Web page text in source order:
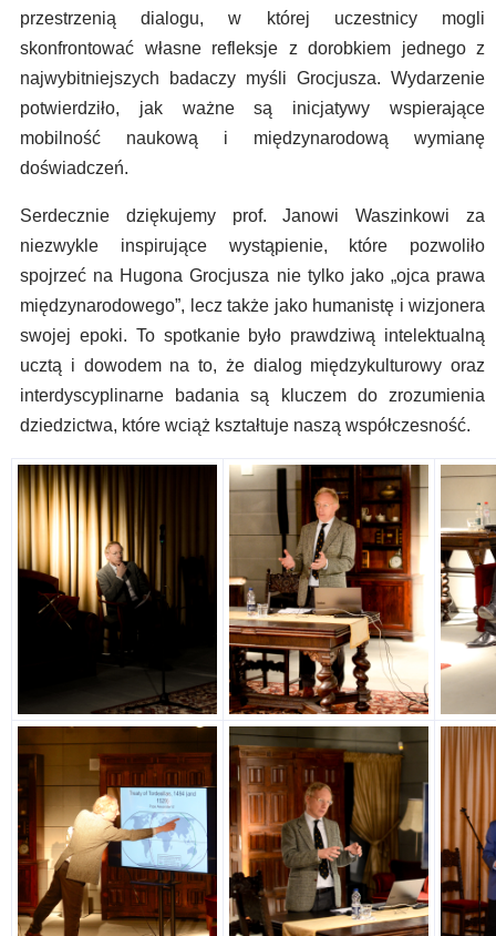
przestrzenią dialogu, w której uczestnicy mogli
skonfrontować własne refleksje z dorobkiem jednego z
najwybitniejszych badaczy myśli Grocjusza. Wydarzenie
potwierdziło, jak ważne są inicjatywy wspierające
mobilność naukową i międzynarodową wymianę
doświadczeń.
Serdecznie dziękujemy prof. Janowi Waszinkowi za
niezwykle inspirujące wystąpienie, które pozwoliło
spojrzeć na Hugona Grocjusza nie tylko jako „ojca prawa
międzynarodowego”, lecz także jako humanistę i wizjonera
swojej epoki. To spotkanie było prawdziwą intelektualną
ucztą i dowodem na to, że dialog międzykulturowy oraz
interdyscyplinarne badania są kluczem do zrozumienia
dziedzictwa, które wciąż kształtuje naszą współczesność.